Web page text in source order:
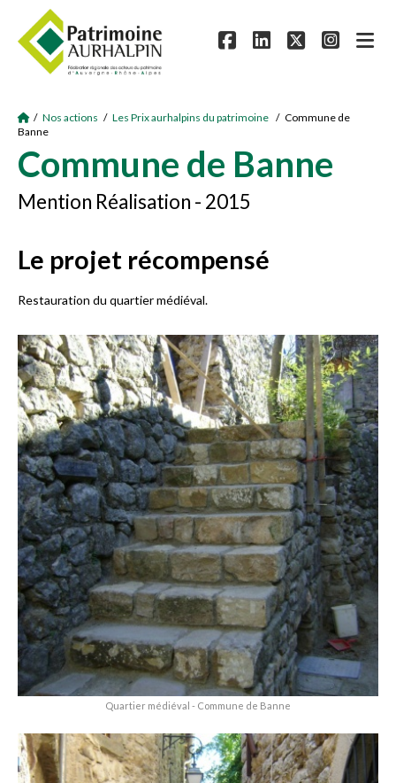
/ Nos actions / Les Prix aurhalpins du patrimoine / Commune de
Banne
Commune de Banne
Mention Réalisation - 2015
Le projet récompensé
Restauration du quartier médiéval.
Quartier médiéval - Commune de Banne